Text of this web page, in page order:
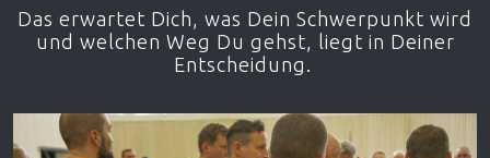
Das erwartet Dich, was Dein Schwerpunkt wird
und welchen Weg Du gehst, liegt in Deiner
Entscheidung.